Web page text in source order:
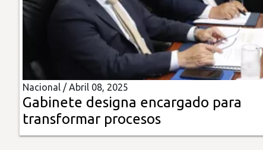
Insólitas
Multimedia
Impreso
Nacional /Abril 08, 2025
Gabinete designa encargado para
transformar procesos